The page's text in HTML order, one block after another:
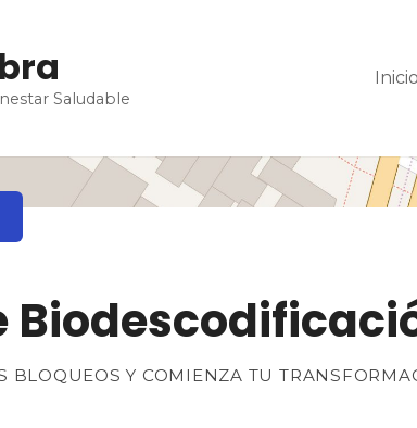
Saludable
Inicio
BLOQUEOS Y COMIENZA TU